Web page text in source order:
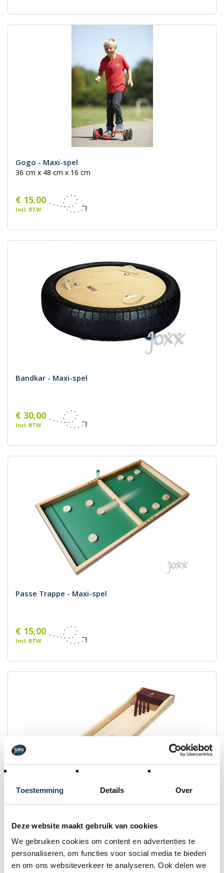
Toestemming Details Over
Deze website maakt gebruik van cookies
We gebruiken cookies om content en advertenties te
personaliseren, om functies voor social media te bieden
en om ons websiteverkeer te analyseren. Ook delen we
Gogo - Maxi-spel
36 cm x 48 cm x 16 cm
€ 15,00
Incl. BTW
Bandkar - Maxi-spel
€ 30,00
Incl. BTW
Passe Trappe - Maxi-spel
€ 15,00
Incl. BTW
€ 15,00
Incl. BTW